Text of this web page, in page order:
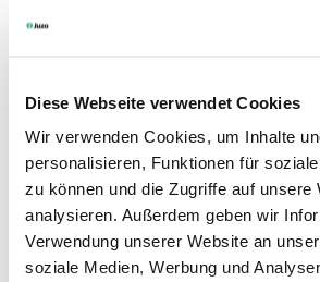
Diese Webseite verwendet Cookies
Wir verwenden Cookies, um Inhalte
personalisieren, Funktionen für
zu können und die Zugriffe auf unsere
analysieren. Außerdem geben wir
Verwendung unserer Website an
soziale Medien, Werbung und